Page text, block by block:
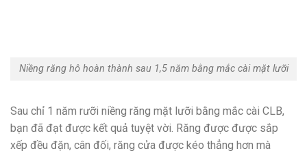
Niềng răng hô hoàn thành sau 1,5 năm bằng mắc cài mặt lưỡi
Sau chỉ 1 năm rưỡi niềng răng mặt lưỡi bằng mắc cài CLB,
bạn đã đạt được kết quả tuyệt vời. Răng được được sắp
xếp đều đặn, cân đối, răng cửa được kéo thẳng hơn mà